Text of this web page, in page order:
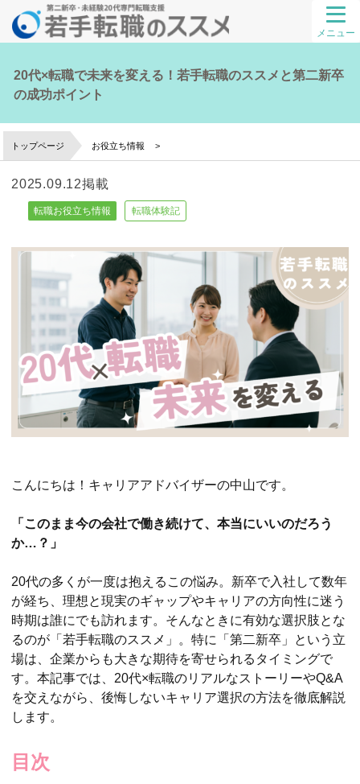
メニュー
20代×転職で未来を変える！若手転職のススメと第二新卒
の成功ポイント
トップページ お役立ち情報
2025.09.12掲載
転職お役立ち情報 転職体験記
こんにちは！キャリアアドバイザーの中山です。
「このまま今の会社で働き続けて、本当にいいのだろう
か…？」
20代の多くが一度は抱えるこの悩み。新卒で入社して数年
が経ち、理想と現実のギャップやキャリアの方向性に迷う
時期は誰にでも訪れます。そんなときに有効な選択肢とな
るのが「若手転職のススメ」。特に「第二新卒」という立
場は、企業からも大きな期待を寄せられるタイミングで
す。本記事では、20代×転職のリアルなストーリーやQ&A
を交えながら、後悔しないキャリア選択の方法を徹底解説
します。
目次